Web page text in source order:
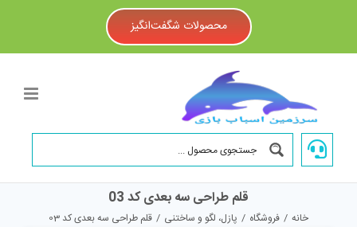
محصولات شگفت‌انگیز
قلم طراحی سه بعدی کد 03
خانه / فروشگاه / پازل، لگو و ساختنی / قلم طراحی سه بعدی کد 03